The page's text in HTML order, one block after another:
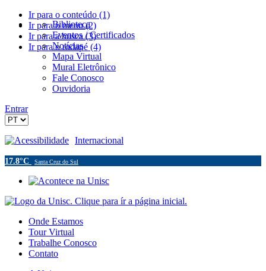
Ir para o conteúdo (1)
Ir para o menu (2)
Ir para a busca (3)
Ir para o rodapé (4)
Biblioteca
Eventos / Certificados
Notícias
Mapa Virtual
Mural Eletrônico
Fale Conosco
Ouvidoria
Entrar
Acessibilidade Internacional
17.8°C Santa Cruz do Sul
Onde Estamos
Tour Virtual
Trabalhe Conosco
Contato